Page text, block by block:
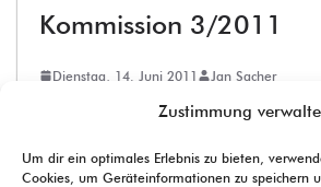
Zustimmung
Um dir ein optimales Erlebnis zu bieten,
Cookies, um Geräteinformationen zu speichern
Kommission 3/2011
Dienstag, 14. Juni 2011 Jan Sacher
Zulassung VarioLens Modell 2
Die Firma VarioLens – Fritz